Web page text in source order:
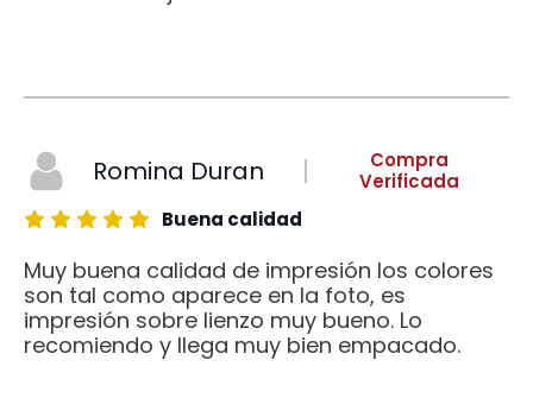
Romina Duran
Compra
Verificada
Buena calidad
Muy buena calidad de impresión los colores
son tal como aparece en la foto, es
impresión sobre lienzo muy bueno. Lo
recomiendo y llega muy bien empacado.